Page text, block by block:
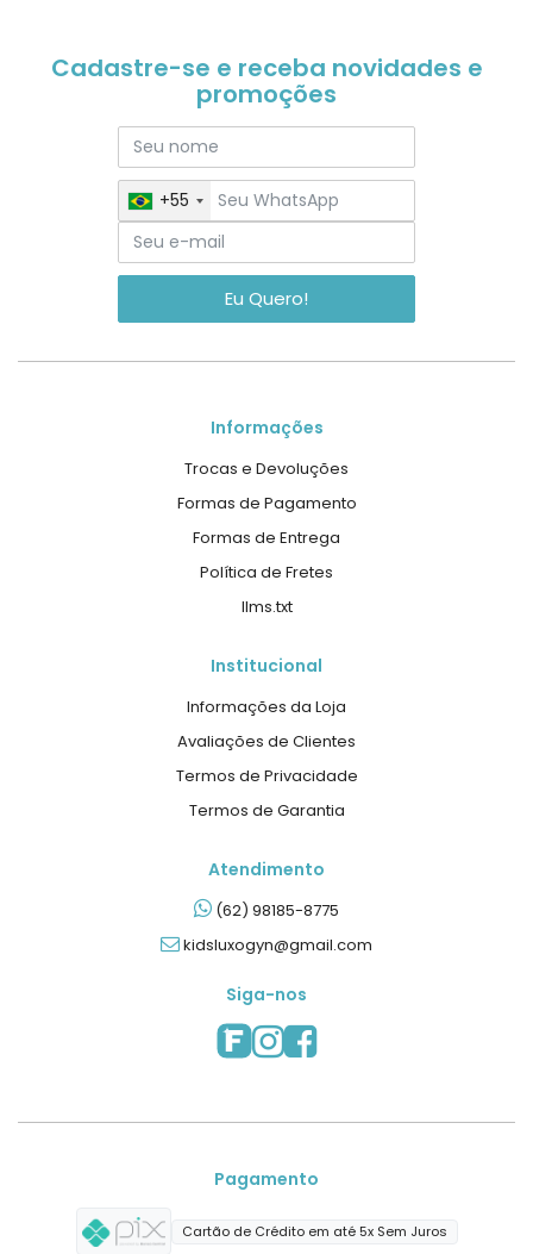
Cadastre-se e receba novidades e
promoções
+55
Eu Quero!
Informações
Trocas e Devoluções
Formas de Pagamento
Formas de Entrega
Política de Fretes
llms.txt
Institucional
Informações da Loja
Avaliações de Clientes
Termos de Privacidade
Termos de Garantia
Atendimento
(62) 98185-8775
kidsluxogyn@gmail.com
Siga-nos
Pagamento
Cartão de Crédito em até 5x Sem Juros